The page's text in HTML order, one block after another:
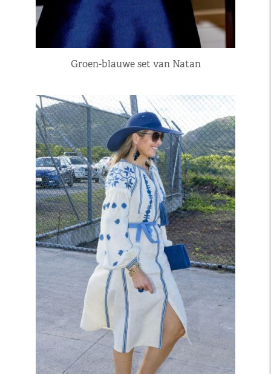
Groen-blauwe set van Natan